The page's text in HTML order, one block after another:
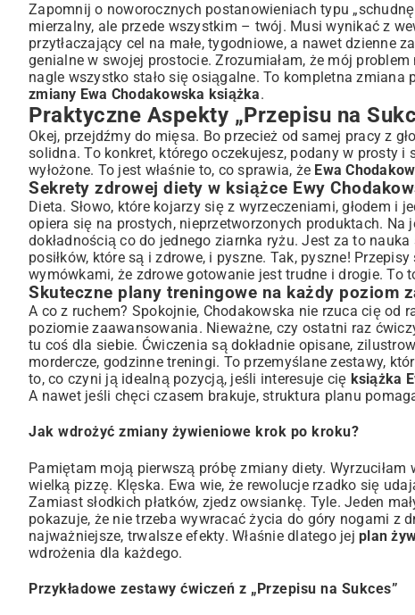
Zapomnij o noworocznych postanowieniach typu
mierzalny, ale przede wszystkim – twój. Musi wynikać z
przytłaczający cel na małe, tygodniowe, a nawet dzienne
genialne w swojej prostocie. Zrozumiałam, że mój
nagle wszystko stało się osiągalne. To kompletna zmiana
zmiany Ewa Chodakowska książka.
Praktyczne Aspekty „Przepisu na
Okej, przejdźmy do mięsa. Bo przecież od samej pracy z
solidna. To konkret, którego oczekujesz, podany w prosty
wyłożone. To jest właśnie to, co sprawia, że Ewa
Sekrety zdrowej diety w książce Ewy
Dieta. Słowo, które kojarzy się z wyrzeczeniami, głodem
opiera się na prostych, nieprzetworzonych produktach.
dokładnością co do jednego ziarnka ryżu. Jest za to
posiłków, które są i zdrowe, i pyszne. Tak, pyszne!
wymówkami, że zdrowe gotowanie jest trudne i drogie. To
Skuteczne plany treningowe na każdy poziom
A co z ruchem? Spokojnie, Chodakowska nie rzuca cię od
poziomie zaawansowania. Nieważne, czy ostatni raz
tu coś dla siebie. Ćwiczenia są dokładnie opisane,
mordercze, godzinne treningi. To przemyślane zestawy,
to, co czyni ją idealną pozycją, jeśli interesuje cię książka
A nawet jeśli chęci czasem brakuje, struktura planu
Jak wdrożyć zmiany żywieniowe krok po kroku?
Pamiętam moją pierwszą próbę zmiany diety.
wielką pizzę. Klęska. Ewa wie, że rewolucje rzadko się
Zamiast słodkich płatków, zjedz owsiankę. Tyle. Jeden
pokazuje, że nie trzeba wywracać życia do góry nogami z
najważniejsze, trwalsze efekty. Właśnie dlatego jej plan
wdrożenia dla każdego.
Przykładowe zestawy ćwiczeń z „Przepisu na Sukces”